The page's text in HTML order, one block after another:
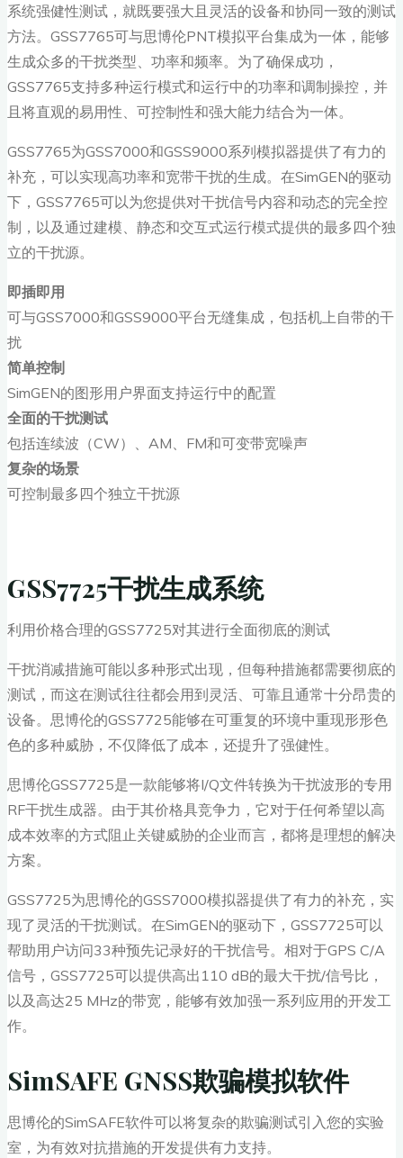
系统强健性测试，就既要强大且灵活的设备和协同一致的测试
方法。GSS7765可与思博伦PNT模拟平台集成为一体，能够
生成众多的干扰类型、功率和频率。为了确保成功，
GSS7765支持多种运行模式和运行中的功率和调制操控，并
且将直观的易用性、可控制性和强大能力结合为一体。
GSS7765为GSS7000和GSS9000系列模拟器提供了有力的
补充，可以实现高功率和宽带干扰的生成。在SimGEN的驱动
下，GSS7765可以为您提供对干扰信号内容和动态的完全控
制，以及通过建模、静态和交互式运行模式提供的最多四个独
立的干扰源。
即插即用
可与GSS7000和GSS9000平台无缝集成，包括机上自带的干
扰
简单控制
SimGEN的图形用户界面支持运行中的配置
全面的干扰测试
包括连续波（CW）、AM、FM和可变带宽噪声
复杂的场景
可控制最多四个独立干扰源
GSS7725干扰生成系统
利用价格合理的GSS7725对其进行全面彻底的测试
干扰消减措施可能以多种形式出现，但每种措施都需要彻底的
测试，而这在测试往往都会用到灵活、可靠且通常十分昂贵的
设备。思博伦的GSS7725能够在可重复的环境中重现形形色
色的多种威胁，不仅降低了成本，还提升了强健性。
思博伦GSS7725是一款能够将I/Q文件转换为干扰波形的专用
RF干扰生成器。由于其价格具竞争力，它对于任何希望以高
成本效率的方式阻止关键威胁的企业而言，都将是理想的解决
方案。
GSS7725为思博伦的GSS7000模拟器提供了有力的补充，实
现了灵活的干扰测试。在SimGEN的驱动下，GSS7725可以
帮助用户访问33种预先记录好的干扰信号。相对于GPS C/A
信号，GSS7725可以提供高出110 dB的最大干扰/信号比，
以及高达25 MHz的带宽，能够有效加强一系列应用的开发工
作。
SimSAFE GNSS欺骗模拟软件
思博伦的SimSAFE软件可以将复杂的欺骗测试引入您的实验
室，为有效对抗措施的开发提供有力支持。